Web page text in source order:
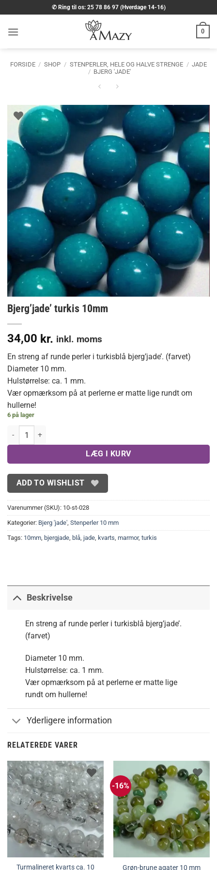
til
indhold
✆ Ring til os: 25 78 86 97 (Hverdage 14-16)
0
FORSIDE / SHOP / STENPERLER, HELE OG HALVE STRENGE / JADE
/ BJERG 'JADE'
Bjerg’jade’ turkis 10mm
34,00 kr. inkl. moms
En streng af runde perler i turkisblå bjerg’jade’. (farvet)
Diameter 10 mm.
Hulstørrelse: ca. 1 mm.
Vær opmærksom på at perlerne er matte lige rundt om
hullerne!
6 på lager
Bjerg'jade' turkis 10mm antal
LÆG I KURV
ADD TO WISHLIST
Varenummer (SKU): 10-st-028
Kategorier: Bjerg 'jade', Stenperler 10 mm
Tags: 10mm, bjergjade, blå, jade, kvarts, marmor, turkis
Beskrivelse
En streng af runde perler i turkisblå bjerg’jade’.
(farvet)
Diameter 10 mm.
Hulstørrelse: ca. 1 mm.
Vær opmærksom på at perlerne er matte lige
rundt om hullerne!
Yderligere information
RELATEREDE VARER
Turmalineret kvarts ca. 10
-16%
Grøn-brune agater 10 mm